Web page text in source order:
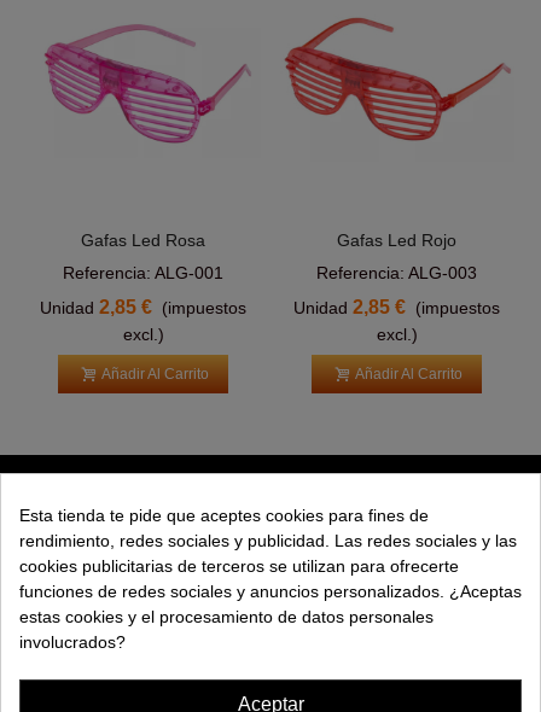
Gafas Led Rosa
Referencia: ALG-001
Unidad2,85 € (impuestos
excl.)
Añadir Al Carrito
Gafas Led Rojo
Referencia: ALG-003
Unidad2,85 € (impuestos
excl.)
Añadir Al Carrito
EXPLORAR
EMPRESA
Esta tienda te pide que aceptes cookies para fines de
rendimiento, redes sociales y publicidad. Las redes sociales y las
cookies publicitarias de terceros se utilizan para ofrecerte
funciones de redes sociales y anuncios personalizados. ¿Aceptas
estas cookies y el procesamiento de datos personales
involucrados?
Aceptar